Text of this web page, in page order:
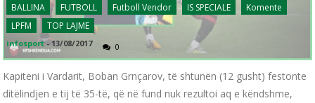
BALLINA FUTBOLL Futboll Vendor IS SPECIALE
Komente
LPFM
TOP LAJME
infosport -13/08/2017 0
Kapiteni i Vardarit, Boban Grnçarov, të shtunën (12 gusht) festonte
ditëlindjen e tij të 35-të, që në fund nuk rezultoi aq e këndshme,